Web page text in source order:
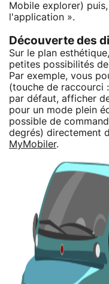
Mobile explorer)
l'application ».
Découverte des
Sur le plan esthétique,
petites possibilités
Par exemple, vous
(touche de raccourci
par défaut, afficher
pour un mode plein
possible de
degrés) directement
MyMobiler.